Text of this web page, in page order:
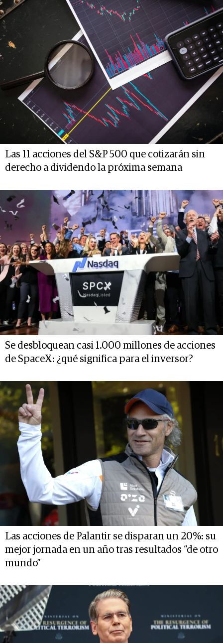
Las 11 acciones del S&P 500 que cotizarán sin
derecho a dividendo la próxima semana
Se desbloquean casi 1.000 millones de acciones
de SpaceX: ¿qué significa para el inversor?
Las acciones de Palantir se disparan un 20%: su
mejor jornada en un año tras resultados “de otro
mundo”